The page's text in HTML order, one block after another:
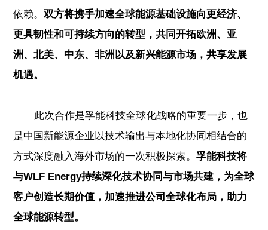
依赖。双方将携手加速全球能源基础设施向更经济、
更具韧性和可持续方向的转型，共同开拓欧洲、亚
洲、北美、中东、非洲以及新兴能源市场，共享发展
机遇。
此次合作是孚能科技全球化战略的重要一步，也
是中国新能源企业以技术输出与本地化协同相结合的
方式深度融入海外市场的一次积极探索。孚能科技将
与WLF Energy持续深化技术协同与市场共建，为全球
客户创造长期价值，加速推进公司全球化布局，助力
全球能源转型。